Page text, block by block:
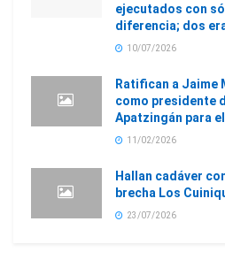
ejecutados con
diferencia; dos
10/07/2026
Ratifican a Jaime
como presidente
Apatzingán para
11/02/2026
Hallan cadáver
brecha Los
23/07/2026